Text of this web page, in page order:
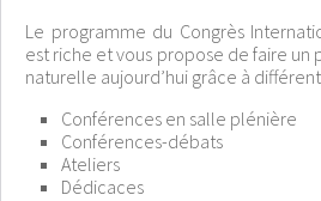
Le programme du Congrès
est riche et vous propose de faire un
naturelle aujourd’hui grâce à
Conférences en salle plénière
Conférences-débats
Ateliers
Dédicaces